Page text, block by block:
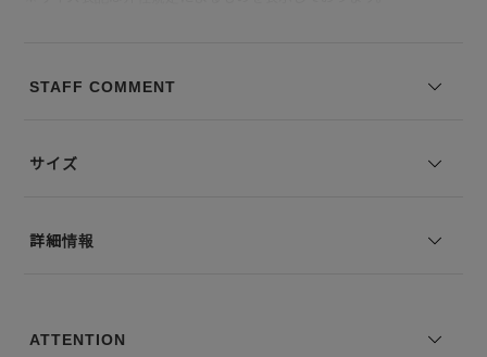
STAFF COMMENT
サイズ
詳細情報
ATTENTION